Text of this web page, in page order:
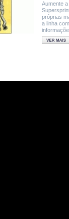
Aumente
próprias
a linha